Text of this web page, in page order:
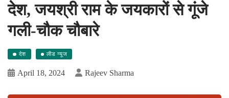
देश, जयश्री राम के जयकारों से गूंजे
गली-चौक चौबारे
देश लीड न्यूज
April 18, 2024 Rajeev Sharma